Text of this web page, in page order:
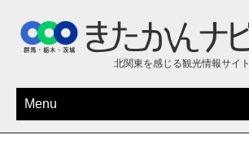
北関東を感じる観光情報サイト
Menu